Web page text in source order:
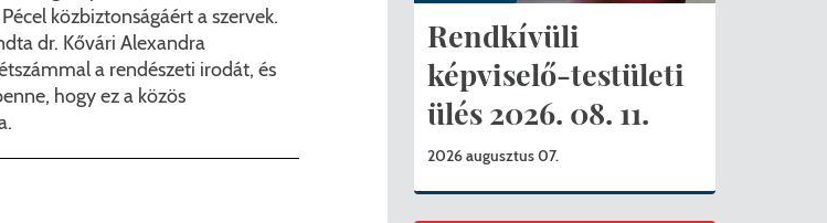
elvezetés korszerűsítése Pécelen II. ütem
250 000 000 Ft értékű támogatást nyert az alábbi projekt vonatkozásában.
Étkezési térítési díjak
2025/2026. tanév
közbiztonságáért a szervek.
dr. Kővári Alexandra
a rendészeti irodát, és
hogy ez a közös
Rendkívüli
képviselő-testületi
ülés 2026. 08. 11.
2026 augusztus 07.